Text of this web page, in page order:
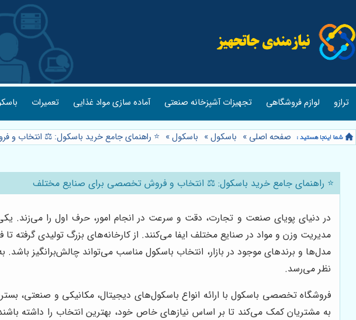
ترازو لوازم فروشگاهی تجهیزات آشپزخانه صنعتی آماده سازی مواد غذایی تعمیرات
صفحه اصلی » باسکول» باسکول» ⭐️ راهنمای جامع خرید باسکول: ⚖️ انتخاب
⭐️ راهنمای جامع خرید باسکول: ⚖️ انتخاب و فروش تخصصی برای صنایع مختلف
در دنیای پویای صنعت و تجارت، دقت و سرعت در انجام امور، حرف اول را می‌زند.
مدیریت وزن و مواد در صنایع مختلف ایفا می‌کنند. از کارخانه‌های بزرگ تولیدی گرفته
مدل‌ها و برندهای موجود در بازار، انتخاب باسکول مناسب می‌تواند چالش‌برانگیز
نظر می‌رسد.
فروشگاه تخصصی باسکول با ارائه انواع باسکول‌های دیجیتال، مکانیکی و صنعتی،
به مشتریان کمک می‌کند تا بر اساس نیازهای خاص خود، بهترین انتخاب را داشته